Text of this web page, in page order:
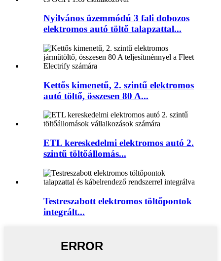
Nyilvános üzemmódú 3 fali dobozos
elektromos autó töltő talapzattal...
Kettős kimenetű, 2. szintű elektromos
autó töltő, összesen 80 A...
ETL kereskedelmi elektromos autó 2.
szintű töltőállomás...
Testreszabott elektromos töltőpontok
integrált...